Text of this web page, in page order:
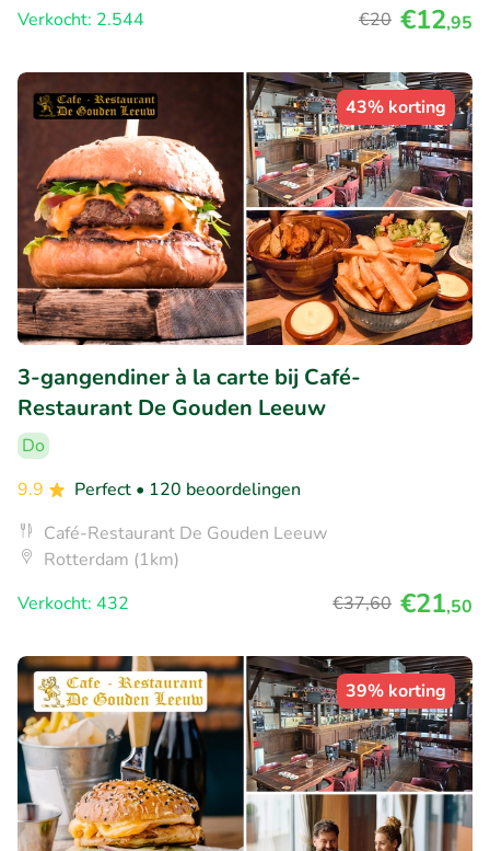
Verkocht: 2.544
€20 €12,95
43% korting
3-gangendiner à la carte bij Café-
Restaurant De Gouden Leeuw
Do
9.9
Perfect • 120 beoordelingen
Café-Restaurant De Gouden Leeuw
Rotterdam (1km)
Verkocht: 432
€37,60 €21,50
39% korting